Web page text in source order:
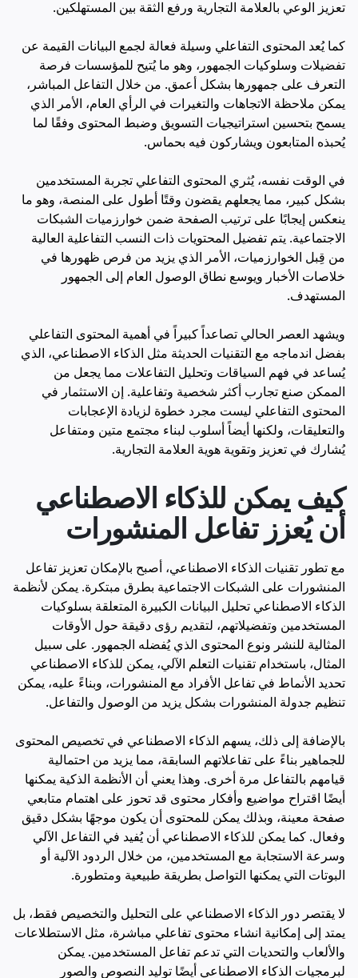
تعزيز الوعي بالعلامة التجارية ورفع الثقة بين المستهلكين.
كما يُعد المحتوى التفاعلي وسيلة فعالة لجمع البيانات القيمة عن
تفضيلات وسلوكيات الجمهور، وهو ما يُتيح للمؤسسات فرصة
التعرف على جمهورها بشكل أعمق. من خلال التفاعل المباشر،
يمكن ملاحظة الاتجاهات والتغيرات في الرأي العام، الأمر الذي
يسمح بتحسين استراتيجيات التسويق وضبط المحتوى وفقًا لما
يُحبذه المتابعون ويشاركون فيه بحماس.
في الوقت نفسه، يُثري المحتوى التفاعلي تجربة المستخدمين
بشكل كبير، مما يجعلهم يقضون وقتًا أطول على المنصة، وهو ما
ينعكس إيجابًا على ترتيب الصفحة ضمن خوارزميات الشبكات
الاجتماعية. يتم تفضيل المحتويات ذات النسب التفاعلية العالية
من قِبل الخوارزميات، الأمر الذي يزيد من فرص ظهورها في
خلاصات الأخبار ويوسع نطاق الوصول العام إلى الجمهور
المستهدف.
ويشهد العصر الحالي تصاعداً كبيراً في أهمية المحتوى التفاعلي
بفضل اندماجه مع التقنيات الحديثة مثل الذكاء الاصطناعي، الذي
يُساعد في فهم السياقات وتحليل التفاعلات مما يجعل من
الممكن صنع تجارب أكثر شخصية وتفاعلية. إن الاستثمار في
المحتوى التفاعلي ليست مجرد خطوة لزيادة الإعجابات
والتعليقات، ولكنها أيضاً أسلوب لبناء مجتمع متين ومتفاعل
يُشارك في تعزيز وتقوية هوية العلامة التجارية.
كيف يمكن للذكاء الاصطناعي
أن يُعزز تفاعل المنشورات
مع تطور تقنيات الذكاء الاصطناعي، أصبح بالإمكان تعزيز تفاعل
المنشورات على الشبكات الاجتماعية بطرق مبتكرة. يمكن لأنظمة
الذكاء الاصطناعي تحليل البيانات الكبيرة المتعلقة بسلوكيات
المستخدمين وتفضيلاتهم، لتقديم رؤى دقيقة حول الأوقات
المثالية للنشر ونوع المحتوى الذي يُفضله الجمهور. على سبيل
المثال، باستخدام تقنيات التعلم الآلي، يمكن للذكاء الاصطناعي
تحديد الأنماط في تفاعل الأفراد مع المنشورات، وبناءً عليه، يمكن
تنظيم جدولة المنشورات بشكل يزيد من الوصول والتفاعل.
بالإضافة إلى ذلك، يسهم الذكاء الاصطناعي في تخصيص المحتوى
للجماهير بناءً على تفاعلاتهم السابقة، مما يزيد من احتمالية
قيامهم بالتفاعل مرة أخرى. وهذا يعني أن الأنظمة الذكية يمكنها
أيضًا اقتراح مواضيع وأفكار محتوى قد تحوز على اهتمام متابعي
صفحة معينة، وبذلك يمكن للمحتوى أن يكون موجهًا بشكل دقيق
وفعال. كما يمكن للذكاء الاصطناعي أن يُفيد في التفاعل الآلي
وسرعة الاستجابة مع المستخدمين، من خلال الردود الآلية أو
البوتات التي يمكنها التواصل بطريقة طبيعية ومتطورة.
لا يقتصر دور الذكاء الاصطناعي على التحليل والتخصيص فقط، بل
يمتد إلى إمكانية انشاء محتوى تفاعلي مباشرة، مثل الاستطلاعات
والألعاب والتحديات التي تدعم تفاعل المستخدمين. يمكن
لبرمجيات الذكاء الاصطناعي أيضًا توليد النصوص والصور